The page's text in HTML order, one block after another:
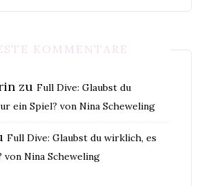
KOMMENTARE
zu Full Dive: Glaubst du
ein Spiel? von Nina Scheweling
Full Dive: Glaubst du wirklich, es
von Nina Scheweling